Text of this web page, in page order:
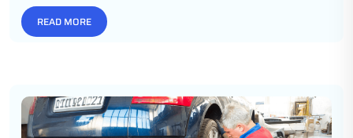
READ MORE